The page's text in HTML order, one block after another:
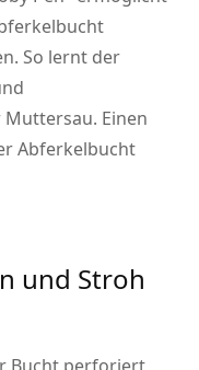
So lernt der
Einen
Abferkelbucht
und Stroh